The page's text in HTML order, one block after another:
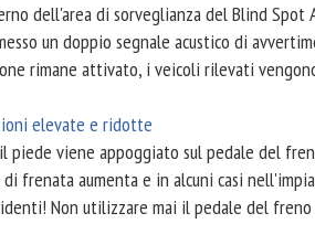
dell'area di sorveglianza del Blind
un doppio segnale acustico di
rimane attivato, i veicoli rilevati
elevate e ridotte
il piede viene appoggiato sul pedale del
frenata aumenta e in alcuni casi
Non utilizzare mai il pedale del